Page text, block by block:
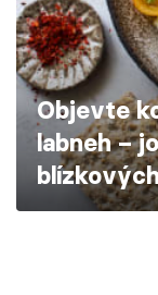
Škola vaření
Recepty z
Speciál:
Těhotnej
Objevte
labneh –